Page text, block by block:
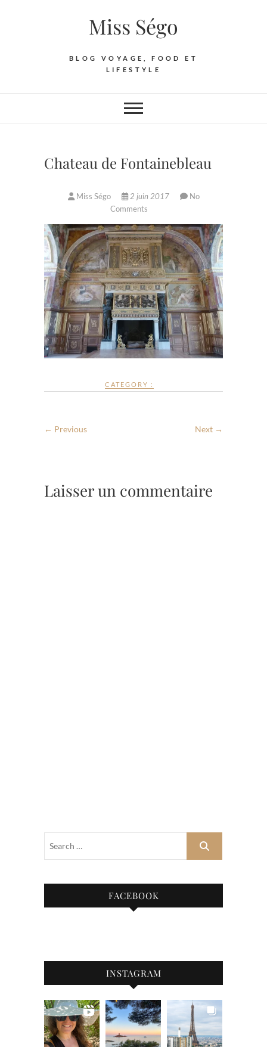
Miss Ségo
BLOG VOYAGE, FOOD ET
LIFESTYLE
Chateau de Fontainebleau
Miss Ségo 2 juin 2017
No
Comments
CATEGORY :
← Previous Next →
Laisser un commentaire
FACEBOOK
INSTAGRAM